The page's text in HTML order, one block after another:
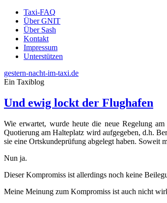
Taxi-FAQ
Über GNIT
Über Sash
Kontakt
Impressum
Unterstützen
gestern-nacht-im-taxi.de
Ein Taxiblog
Und ewig lockt der Flughafen
Wie erwartet, wurde heute die neue Regelung
Quotierung am Halteplatz wird aufgegeben, d.h.
sie eine Ortskundeprüfung abgelegt haben. Soweit
Nun ja.
Dieser Kompromiss ist allerdings noch keine
Meine Meinung zum Kompromiss ist auch nicht